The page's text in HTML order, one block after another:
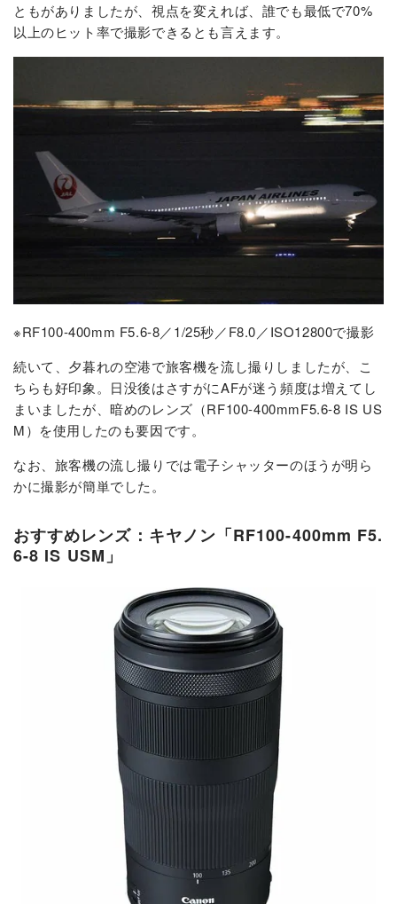
ともがありましたが、視点を変えれば、誰でも最低で70%
以上のヒット率で撮影できるとも言えます。
※RF100-400mm F5.6-8／1/25秒／F8.0／ISO12800で撮影
続いて、夕暮れの空港で旅客機を流し撮りしましたが、こ
ちらも好印象。日没後はさすがにAFが迷う頻度は増えてし
まいましたが、暗めのレンズ（RF100-400mmF5.6-8 IS US
M）を使用したのも要因です。
なお、旅客機の流し撮りでは電子シャッターのほうが明ら
かに撮影が簡単でした。
おすすめレンズ：キヤノン「RF100-400mm F5.
6-8 IS USM」